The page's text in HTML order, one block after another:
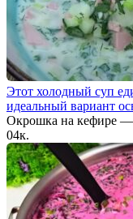
Этот холодный суп
идеальный вариант
Окрошка на кефире —
04к.